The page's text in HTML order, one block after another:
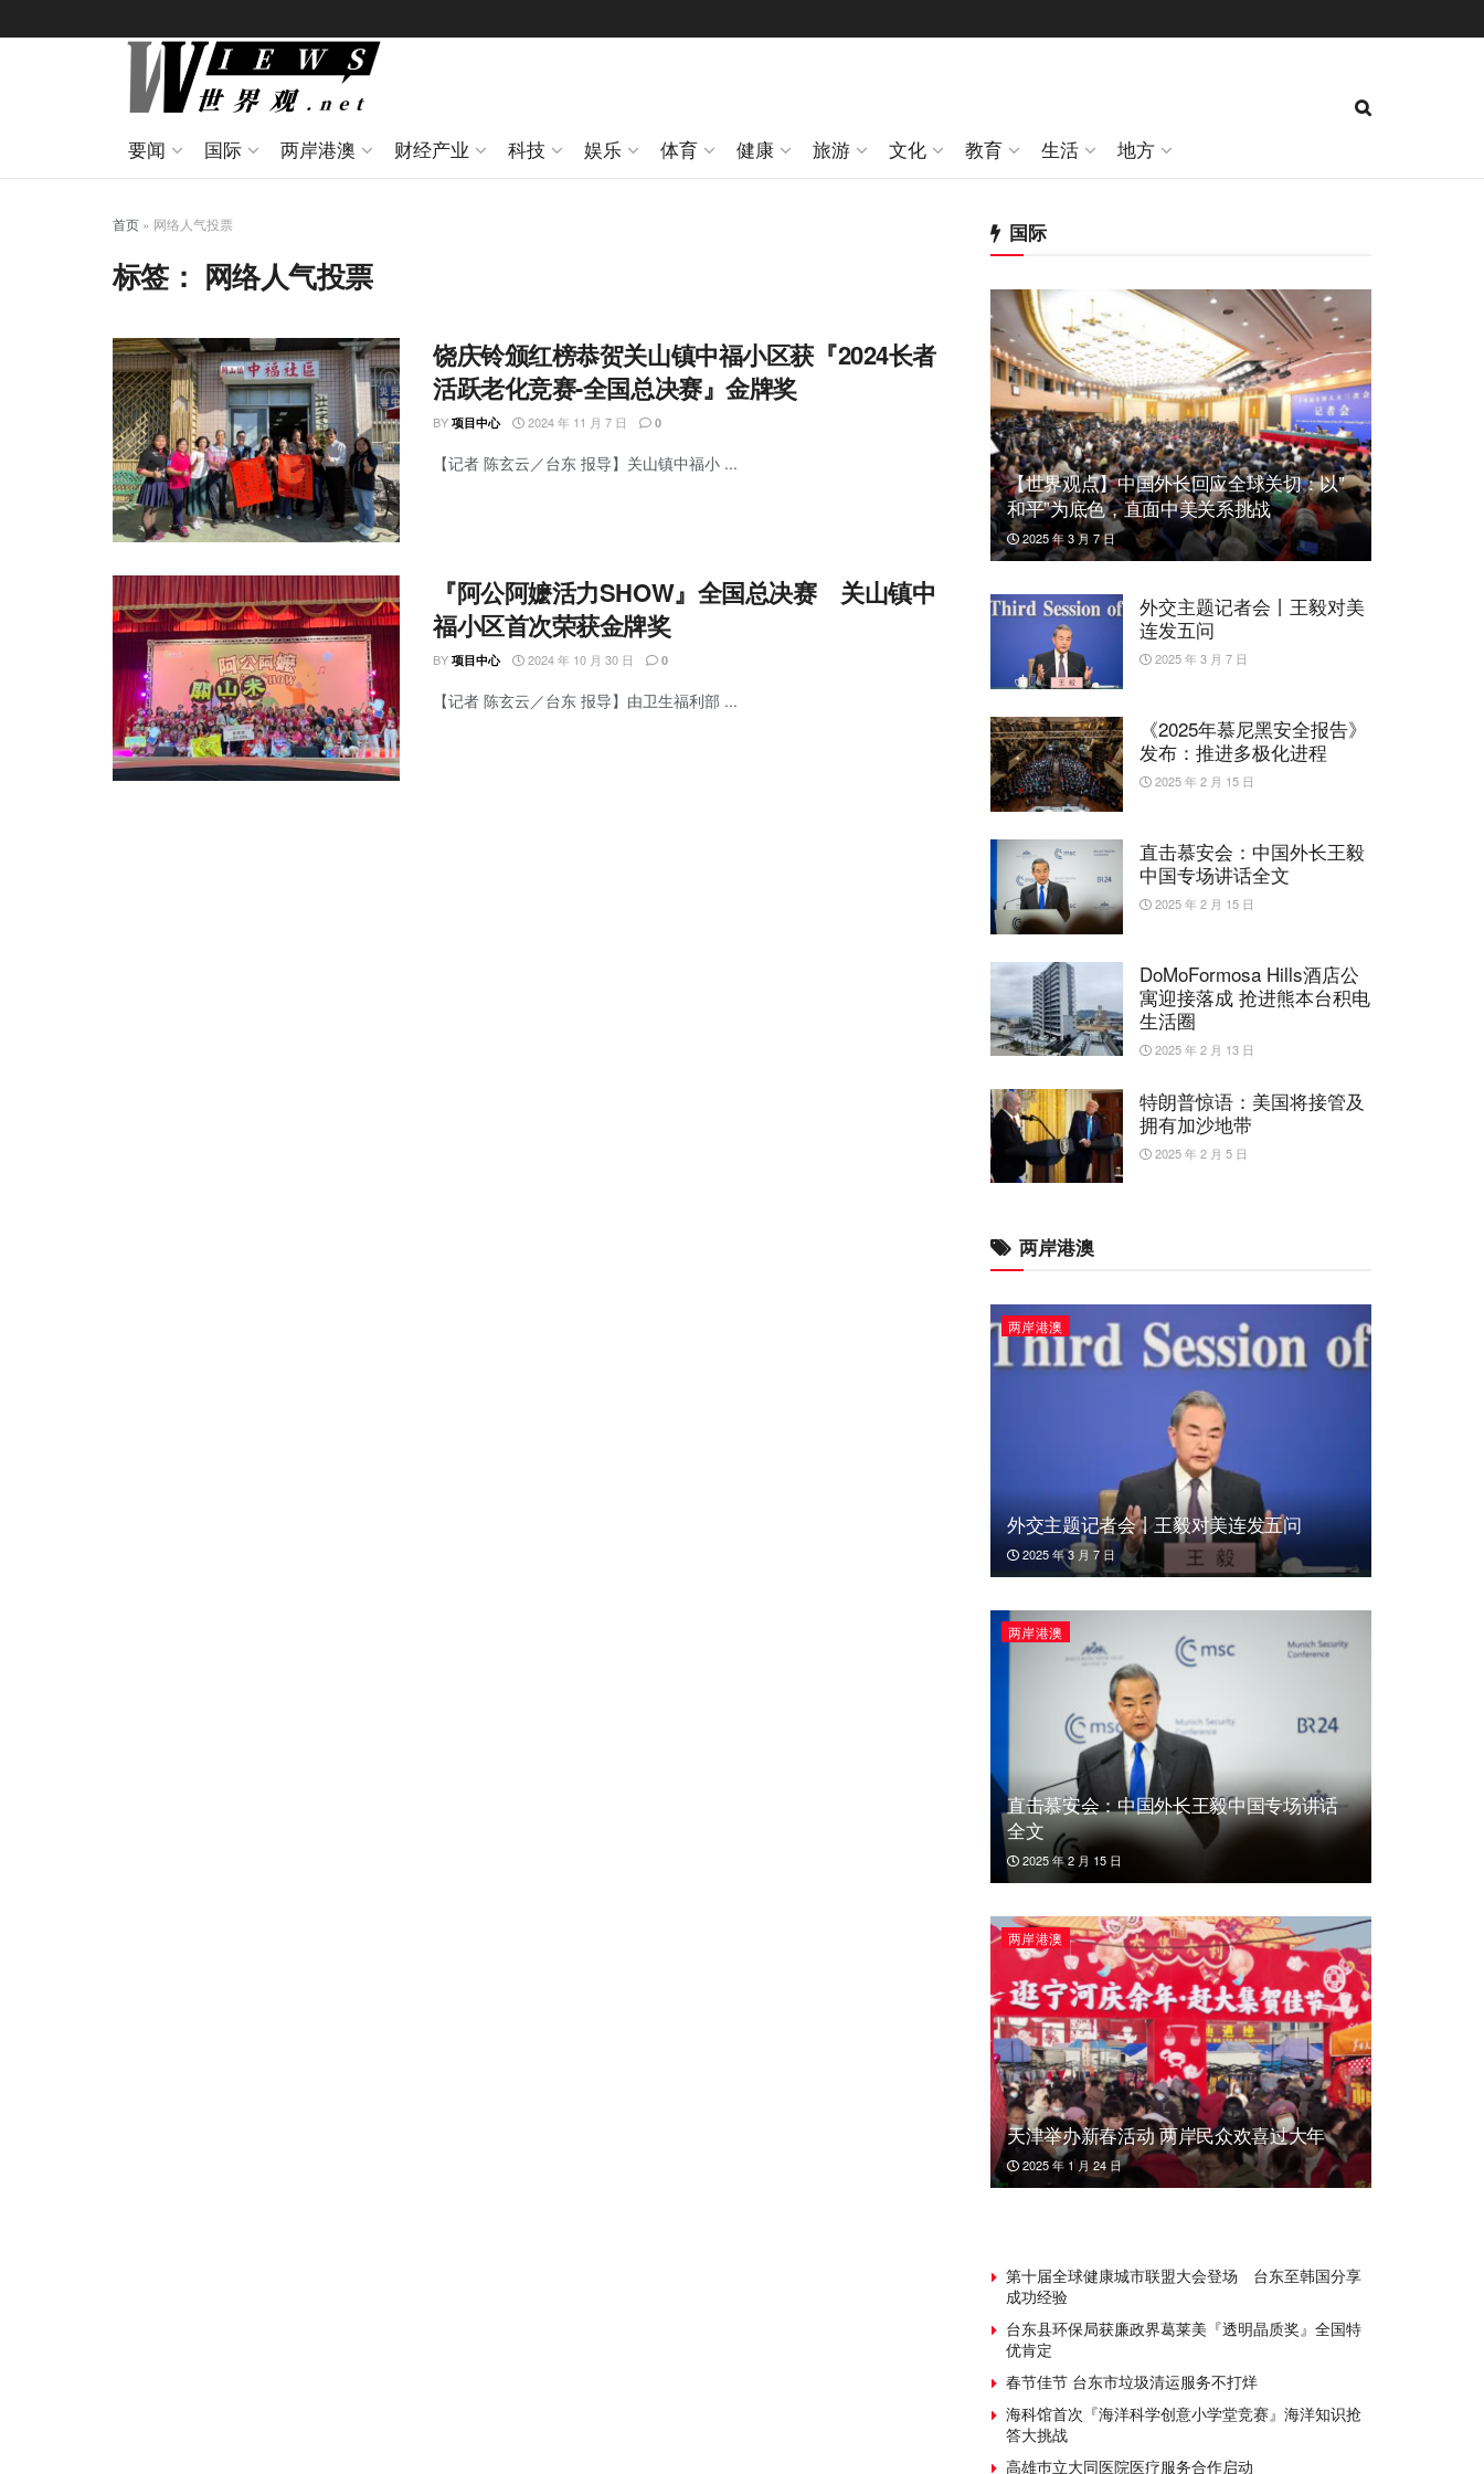
要闻 国际 两岸港澳 财经产业 科技 娱乐 体育 健康 旅游 文化 教育 生活 地方
首页 » 网络人气投票
标签： 网络人气投票
饶庆铃颁红榜恭贺关山镇中福小区获『2024长者
活跃老化竞赛-全国总决赛』金牌奖
BY 项目中心 2024 年 11 月 7 日 0
【记者 陈玄云／台东 报导】关山镇中福小 ...
『阿公阿嬷活力SHOW』全国总决赛 关山镇中
福小区首次荣获金牌奖
BY 项目中心 2024 年 10 月 30 日 0
【记者 陈玄云／台东 报导】由卫生福利部 ...
国际
【世界观点】中国外长回应全球关切：以”
和平”为底色，直面中美关系挑战
2025 年 3 月 7 日
外交主题记者会丨王毅对美
连发五问
2025 年 3 月 7 日
《2025年慕尼黑安全报告》
发布：推进多极化进程
2025 年 2 月 15 日
直击慕安会：中国外长王毅
中国专场讲话全文
2025 年 2 月 15 日
DoMoFormosa Hills酒店公
寓迎接落成 抢进熊本台积电
生活圈
2025 年 2 月 13 日
特朗普惊语：美国将接管及
拥有加沙地带
2025 年 2 月 5 日
两岸港澳
两岸港澳
外交主题记者会丨王毅对美连发五问
2025 年 3 月 7 日
两岸港澳
直击慕安会：中国外长王毅中国专场讲话
全文
2025 年 2 月 15 日
两岸港澳
天津举办新春活动 两岸民众欢喜过大年
2025 年 1 月 24 日
第十届全球健康城市联盟大会登场 台东至韩国分享
成功经验
台东县环保局获廉政界葛莱美『透明晶质奖』全国特
优肯定
春节佳节 台东市垃圾清运服务不打烊
海科馆首次『海洋科学创意小学堂竞赛』海洋知识抢
答大挑战
高雄巿立大同医院医疗服务合作启动